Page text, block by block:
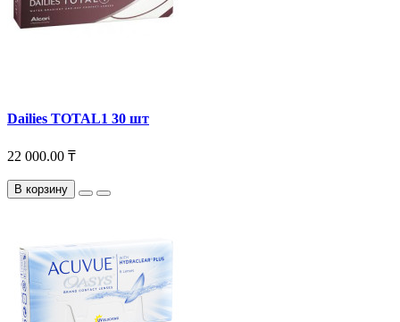
Dailies TOTAL1 30 шт
22 000.00 ₸
В корзину